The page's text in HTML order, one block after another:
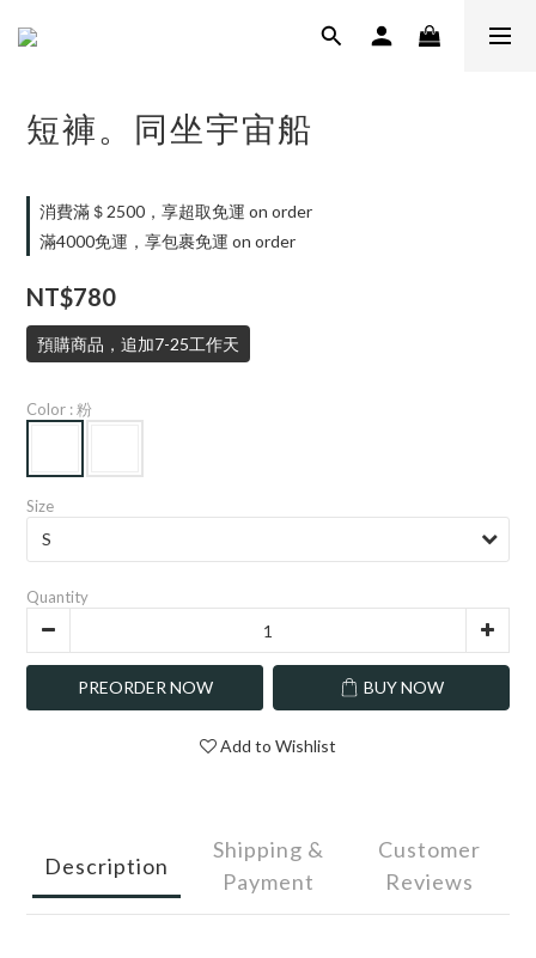
短褲。同坐宇宙船
消費滿＄2500，享超取免運 on order
滿4000免運，享包裹免運 on order
NT$780
預購商品，追加7-25工作天
Color : 粉
Size
Quantity
PREORDER NOW BUY NOW
Add to Wishlist
Description
Shipping &
Payment
Customer
Reviews